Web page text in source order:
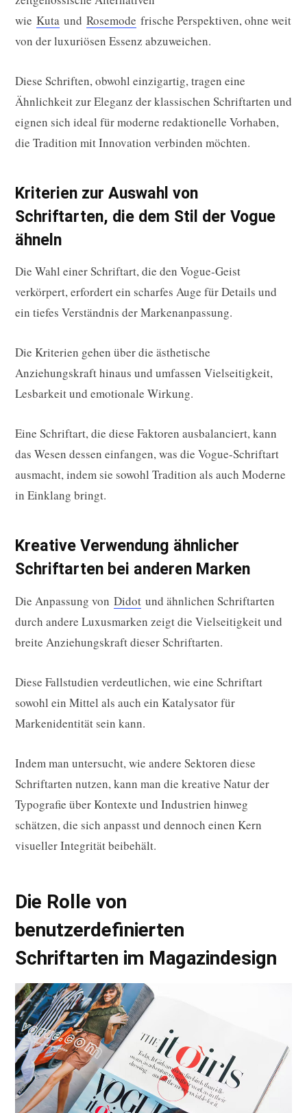
wie Kuta und Rosemode frische Perspektiven, ohne weit
von der luxuriösen Essenz abzuweichen.
Diese Schriften, obwohl einzigartig, tragen eine
Ähnlichkeit zur Eleganz der klassischen Schriftarten und
eignen sich ideal für moderne redaktionelle Vorhaben,
die Tradition mit Innovation verbinden möchten.
Kriterien zur Auswahl von
Schriftarten, die dem Stil der Vogue
ähneln
Die Wahl einer Schriftart, die den Vogue-Geist
verkörpert, erfordert ein scharfes Auge für Details und
ein tiefes Verständnis der Markenanpassung.
Die Kriterien gehen über die ästhetische
Anziehungskraft hinaus und umfassen Vielseitigkeit,
Lesbarkeit und emotionale Wirkung.
Eine Schriftart, die diese Faktoren ausbalanciert, kann
das Wesen dessen einfangen, was die Vogue-Schriftart
ausmacht, indem sie sowohl Tradition als auch Moderne
in Einklang bringt.
Kreative Verwendung ähnlicher
Schriftarten bei anderen Marken
Die Anpassung von Didot und ähnlichen Schriftarten
durch andere Luxusmarken zeigt die Vielseitigkeit und
breite Anziehungskraft dieser Schriftarten.
Diese Fallstudien verdeutlichen, wie eine Schriftart
sowohl ein Mittel als auch ein Katalysator für
Markenidentität sein kann.
Indem man untersucht, wie andere Sektoren diese
Schriftarten nutzen, kann man die kreative Natur der
Typografie über Kontexte und Industrien hinweg
schätzen, die sich anpasst und dennoch einen Kern
visueller Integrität beibehält.
Die Rolle von
benutzerdefinierten
Schriftarten im Magazindesign